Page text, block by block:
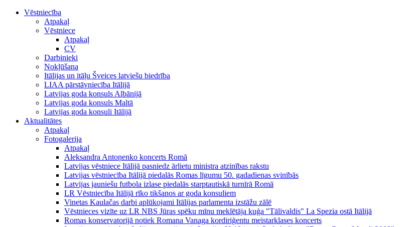
Vēstniecība
Atpakaļ
Vēstniece
Atpakaļ
CV
Darbinieki
Nokļūšana
Itālijas un itāļu Šveices latviešu biedrība
LIAA pārstāvniecība Itālijā
Latvijas goda konsuls Albānijā
Latvijas goda konsuls Maltā
Latvijas goda konsuli Itālijā
Aktualitātes
Atpakaļ
Fotogalerija
Atpakaļ
Aleksandra Antoņenko koncerts Romā
Latvijas vēstniece Itālijā pasniedz ārlietu ministra atzinības rakstu
Latvijas vēstniecība Itālijā piedalās Romas līgumu 50. gadadienas svinībās
Latvijas jauniešu futbola izlase piedalās starptautiskā turnīrā Romā
LR Vēstniecība Itālijā rīko tikšanos ar goda konsuliem
Vinetas Kaulačas darbi aplūkojami Itālijas parlamenta izstāžu zālē
Vēstnieces vizīte uz LR NBS Jūras spēku mīnu meklētāja kuģa "Tālivaldis" La Spezia ostā Itālijā
Romas konservatorijā notiek Romana Vanaga kordiriģentu meistarklases koncerts